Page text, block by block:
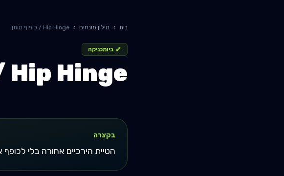
בית › מילון מונחים › Hip Hinge / כיפוף מותן
🦴 ביומכניקה
Hip Hinge / כיפוף מותן
בקצרה
הטיית הירכיים אחורה בלי